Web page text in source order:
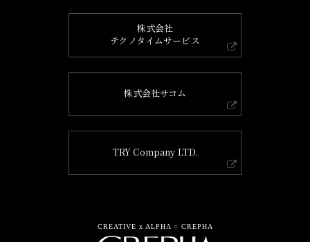
株式会社
テクノタイムサービス
株式会社サコム
TRY Company LTD.
CREATIVE x ALPHA = CREPHA